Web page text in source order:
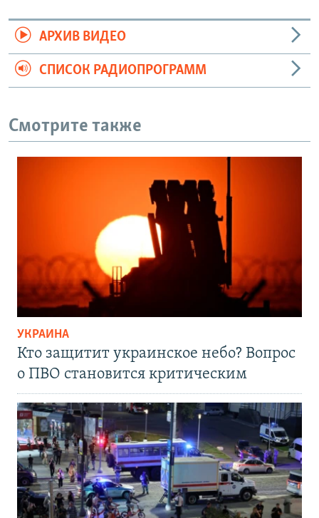
АРХИВ ВИДЕО
СПИСОК РАДИОПРОГРАММ
Смотрите также
УКРАИНА
Кто защитит украинское небо? Вопрос
о ПВО становится критическим